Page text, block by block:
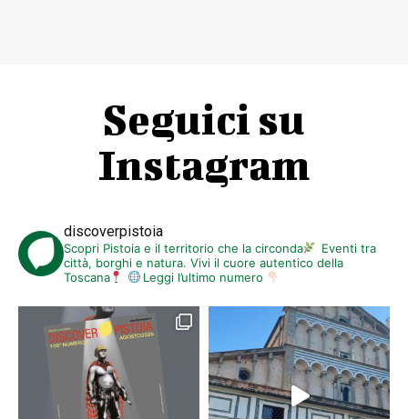
Seguici su
Instagram
discoverpistoia
Scopri Pistoia e il territorio che la circonda
Eventi tra
città, borghi e natura. Vivi il cuore autentico della
Toscana
Leggi l’ultimo numero